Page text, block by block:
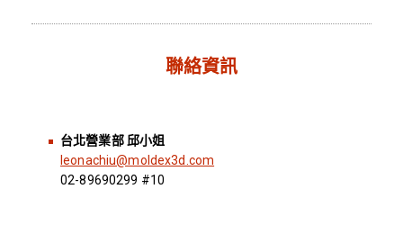
聯絡資訊
台北營業部 邱小姐
leonachiu@moldex3d.com
02-89690299 #10